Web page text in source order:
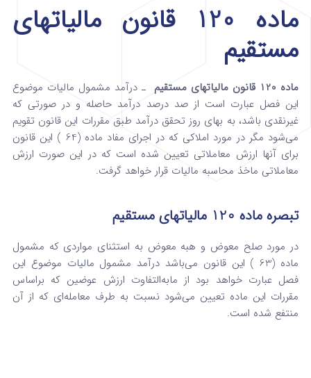
ماده 120 قانون مالیاتهای
مستقیم
ماده 120 قانون مالیاتهای مستقیم
ـ درآمد مشمول مالیات موضوع
این فصل عبارت ‌است از صد درصد درآمد حاصله و در صورتی که
غیرنقدی باشد، به ‌بهای روز تحقق درآمد طبق مقررات این قانون تقویم
می‌شود مگر در مورد املاکی که در اجرای مفاد ماده (64 ) این قانون
برای آنها ارزش ‌معاملاتی تعیین شده است که در این صورت ارزش
معاملاتی ماخذ محاسبه مالیات قرار خواهد گرفت‌.
تبصره ماده 120 مالیاتهای مستقیم
در مورد صلح معوض و هبه معوض به استثنای ‌مواردی که مشمول
ماده (63 ) این قانون می‌باشد درآمد مشمول ‌مالیات موضوع این
فصل عبارت خواهد بود از مابه‌التفاوت ارزش ‌عوضین که براساس
مقررات این ماده تعیین می‌شود نسبت به طرف ‌معامله‌ای که از آن
منتفع شده است‌.